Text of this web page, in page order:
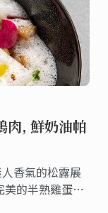
肉, 鮮奶油帕
香氣的松露展
的半熟雞蛋提